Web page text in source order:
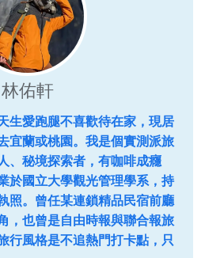
林佑軒
生愛跑腿不喜歡待在家，現居
宜蘭或桃園。我是個實測派旅
、秘境探索者，有咖啡成癮
於國立大學觀光管理學系，持
照。曾任某連鎖精品民宿前廳
，也曾是自由時報與聯合報旅
行風格是不追熱門打卡點，只